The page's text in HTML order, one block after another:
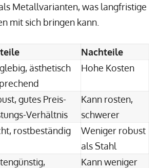
Metallvarianten, was langfristige
mit sich bringen kann.
Nachteile
ästhetisch
Hohe Kosten
gutes Preis-
Verhältnis
Kann rosten,
schwerer
rostbeständig
Weniger robust
als Stahl
Kann weniger